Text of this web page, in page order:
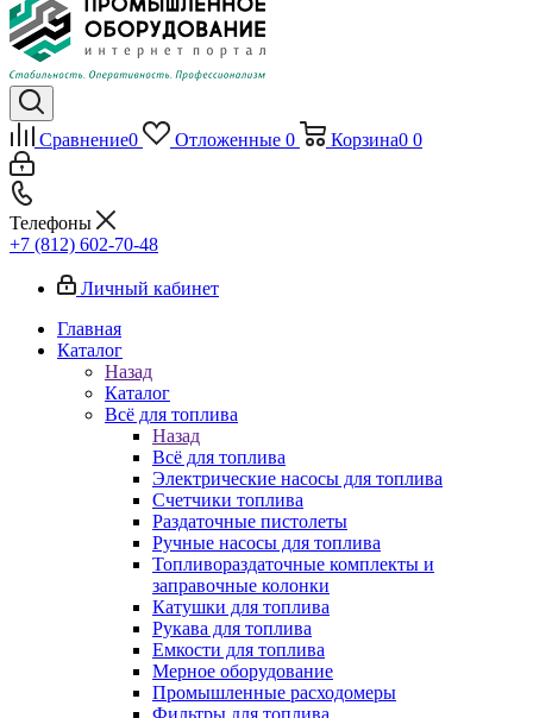
Сравнение0 Отложенные 0 Корзина0 0
Телефоны
+7 (812) 602-70-48
Личный кабинет
Главная
Каталог
Назад
Каталог
Всё для топлива
Назад
Всё для топлива
Электрические насосы для топлива
Счетчики топлива
Раздаточные пистолеты
Ручные насосы для топлива
Топливораздаточные комплекты и
заправочные колонки
Катушки для топлива
Рукава для топлива
Емкости для топлива
Мерное оборудование
Промышленные расходомеры
Фильтры для топлива